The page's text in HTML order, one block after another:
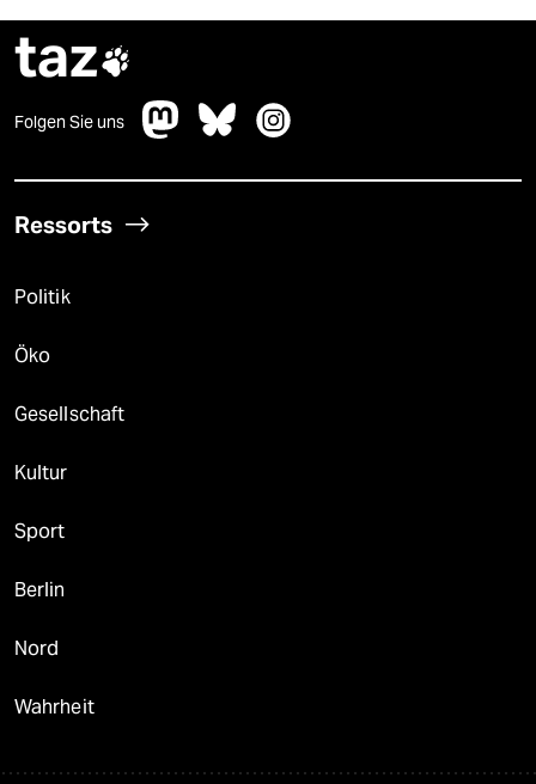
taz
Folgen Sie uns
Ressorts
Politik
Öko
Gesellschaft
Kultur
Sport
Berlin
Nord
Wahrheit